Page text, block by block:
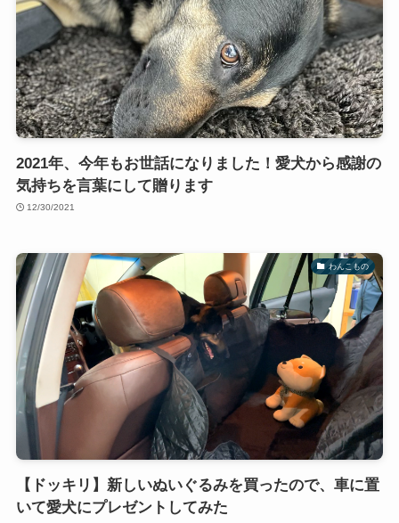
2021年、今年もお世話になりました！愛犬から感謝の
気持ちを言葉にして贈ります
12/30/2021
わんこもの
【ドッキリ】新しいぬいぐるみを買ったので、車に置
いて愛犬にプレゼントしてみた